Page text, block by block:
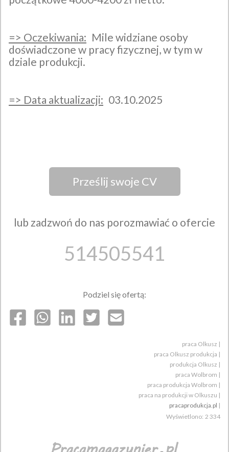
=> Oczekiwania: Mile widziane osoby
doświadczone w pracy fizycznej, w tym w
dziale produkcji.
=> Data aktualizacji: 03.10.2025
Prześlij swoje CV
lub zadzwoń do nas porozmawiać o ofercie
514505541
Podziel się ofertą:
praca Olkusz |
praca Olkusz produkcja |
produkcja Olkusz |
praca Wolbrom |
praca produkcja Wolbrom |
praca na produkcji w Olkuszu |
pracaprodukcja.pl |
Wyświetlono: 2 334